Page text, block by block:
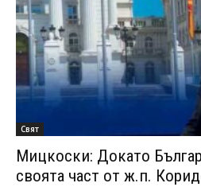
Свят
Мицкоски: Докато
своята част от ж.п.